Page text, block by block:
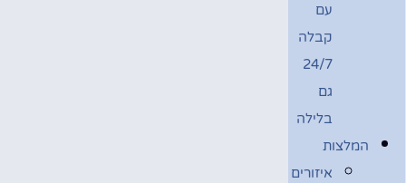
עם
קבלה
24/7
גם
בלילה
המלצות
איזורים